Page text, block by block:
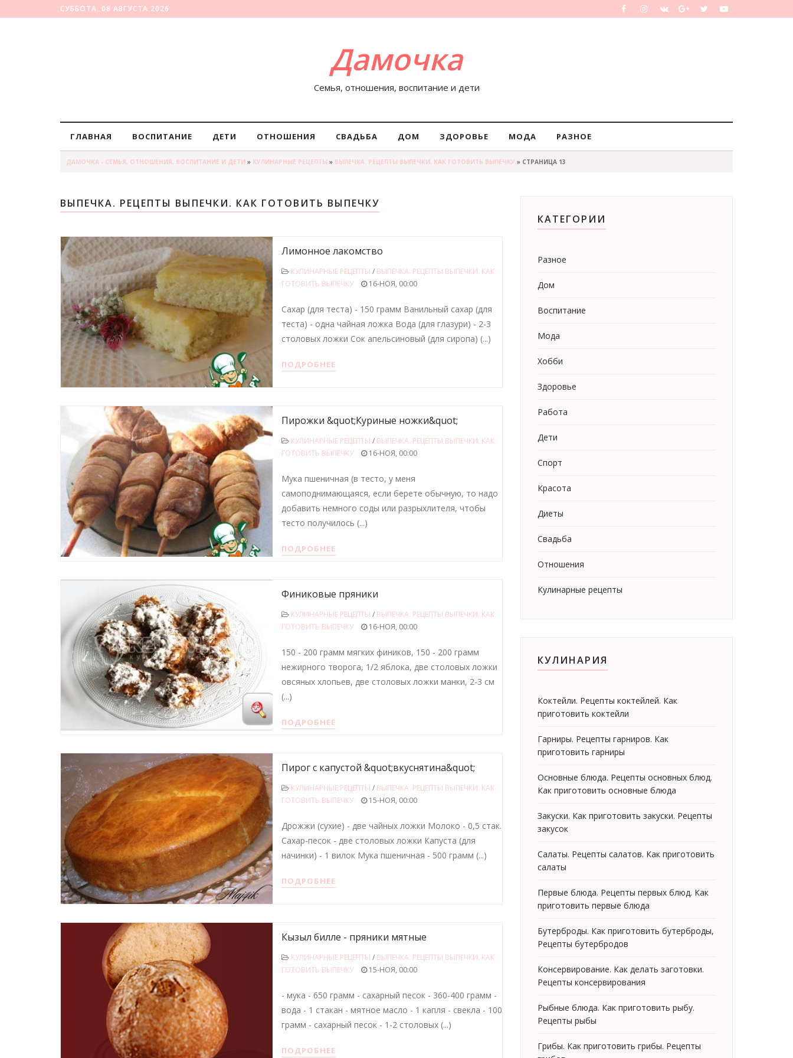
СУББОТА, 08 АВГУСТА 2026
Дамочка
Семья, отношения, воспитание и дети
ГЛАВНАЯ ВОСПИТАНИЕ ДЕТИ ОТНОШЕНИЯ СВАДЬБА ДОМ ЗДОРОВЬЕ МОДА РАЗНОЕ
ДАМОЧКА - СЕМЬЯ, ОТНОШЕНИЯ, ВОСПИТАНИЕ И ДЕТИ » КУЛИНАРНЫЕ РЕЦЕПТЫ » ВЫПЕЧКА. РЕЦЕПТЫ ВЫПЕЧКИ. КАК ГОТОВИТЬ ВЫПЕЧКУ » СТРАНИЦА 13
ВЫПЕЧКА. РЕЦЕПТЫ ВЫПЕЧКИ. КАК ГОТОВИТЬ ВЫПЕЧКУ
Лимонное лакомство
КУЛИНАРНЫЕ РЕЦЕПТЫ / ВЫПЕЧКА. РЕЦЕПТЫ ВЫПЕЧКИ. КАК
ГОТОВИТЬ ВЫПЕЧКУ
16-НОЯ, 00:00
Сахар (для теста) - 150 грамм Ванильный сахар (для
теста) - одна чайная ложка Вода (для глазури) - 2-3
столовых ложки Сок апельсиновый (для сиропа) (...)
ПОДРОБНЕЕ
Пирожки &quot;Куриные ножки&quot;
КУЛИНАРНЫЕ РЕЦЕПТЫ / ВЫПЕЧКА. РЕЦЕПТЫ ВЫПЕЧКИ. КАК
ГОТОВИТЬ ВЫПЕЧКУ
16-НОЯ, 00:00
Мука пшеничная (в тесто, у меня
самоподнимающаяся, если берете обычную, то надо
добавить немного соды или разрыхлителя, чтобы
тесто получилось (...)
ПОДРОБНЕЕ
Финиковые пряники
КУЛИНАРНЫЕ РЕЦЕПТЫ / ВЫПЕЧКА. РЕЦЕПТЫ ВЫПЕЧКИ. КАК
ГОТОВИТЬ ВЫПЕЧКУ
16-НОЯ, 00:00
150 - 200 грамм мягких фиников, 150 - 200 грамм
нежирного творога, 1/2 яблока, две столовых ложки
овсяных хлопьев, две столовых ложки манки, 2-3 см
(...)
ПОДРОБНЕЕ
Пирог с капустой &quot;вкуснятина&quot;
КУЛИНАРНЫЕ РЕЦЕПТЫ / ВЫПЕЧКА. РЕЦЕПТЫ ВЫПЕЧКИ. КАК
ГОТОВИТЬ ВЫПЕЧКУ
15-НОЯ, 00:00
Дрожжи (сухие) - две чайных ложки Молоко - 0,5 стак.
Сахар-песок - две столовых ложки Капуста (для
начинки) - 1 вилок Мука пшеничная - 500 грамм (...)
ПОДРОБНЕЕ
Кызыл билле - пряники мятные
КУЛИНАРНЫЕ РЕЦЕПТЫ / ВЫПЕЧКА. РЕЦЕПТЫ ВЫПЕЧКИ. КАК
ГОТОВИТЬ ВЫПЕЧКУ
15-НОЯ, 00:00
- мука - 650 грамм - сахарный песок - 360-400 грамм -
вода - 1 стакан - мятное масло - 1 капля - свекла - 100
грамм - сахарный песок - 1-2 столовых (...)
ПОДРОБНЕЕ
КАТЕГОРИИ
Разное
Дом
Воспитание
Мода
Хобби
Здоровье
Работа
Дети
Спорт
Красота
Диеты
Свадьба
Отношения
Кулинарные рецепты
КУЛИНАРИЯ
Коктейли. Рецепты коктейлей. Как
приготовить коктейли
Гарниры. Рецепты гарниров. Как
приготовить гарниры
Основные блюда. Рецепты основных блюд.
Как приготовить основные блюда
Закуски. Как приготовить закуски. Рецепты
закусок
Салаты. Рецепты салатов. Как приготовить
салаты
Первые блюда. Рецепты первых блюд. Как
приготовить первые блюда
Бутерброды. Как приготовить бутерброды,
Рецепты бутербродов
Консервирование. Как делать заготовки.
Рецепты консервирования
Рыбные блюда. Как приготовить рыбу.
Рецепты рыбы
Грибы. Как приготовить грибы. Рецепты